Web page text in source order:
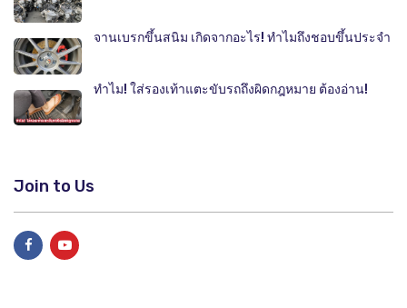
จานเบรกขึ้นสนิม เกิดจากอะไร! ทำไมถึงชอบขึ้นประจำ
ทำไม! ใส่รองเท้าแตะขับรถถึงผิดกฎหมาย ต้องอ่าน!
Join to Us